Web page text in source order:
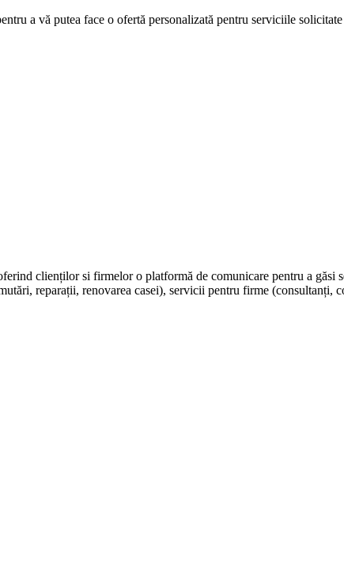
a vă putea face o ofertă personalizată pentru serviciile
clienților si firmelor o platformă de comunicare pentru a
reparații, renovarea casei), servicii pentru firme